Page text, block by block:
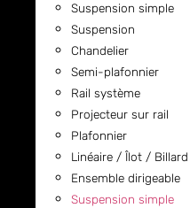
Suspension simple
Suspension
Chandelier
Semi-plafonnier
Rail système
Projecteur sur rail
Plafonnier
Linéaire / Îlot / Billard
Ensemble dirigeable
Suspension simple